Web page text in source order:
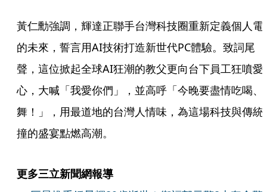
黃仁勳強調，輝達正聯手台灣科技圈重新定義個人電
的未來，誓言用AI技術打造新世代PC體驗。致詞尾
聲，這位掀起全球AI狂潮的教父更向台下員工狂噴愛
心，大喊「我愛你們」，並高呼「今晚要盡情吃喝、
舞！」，用最道地的台灣人情味，為這場科技與傳統
撞的盛宴點燃高潮。
更多三立新聞網報導